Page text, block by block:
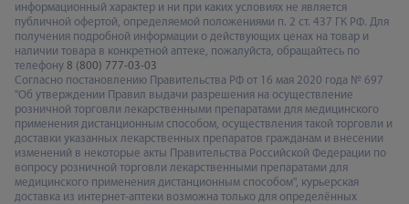
информационный характер и ни при каких условиях не является
публичной офертой, определяемой положениями п. 2 ст. 437 ГК РФ. Для
получения подробной информации о действующих ценах на товар и
наличии товара в конкретной аптеке, пожалуйста, обращайтесь по
телефону 8 (800) 777-03-03
Согласно постановлению Правительства РФ от 16 мая 2020 года № 697
"Об утверждении Правил выдачи разрешения на осуществление
розничной торговли лекарственными препаратами для медицинского
применения дистанционным способом, осуществления такой торговли и
доставки указанных лекарственных препаратов гражданам и внесении
изменений в некоторые акты Правительства Российской Федерации по
вопросу розничной торговли лекарственными препаратами для
медицинского применения дистанционным способом", курьерская
доставка из интернет-аптеки возможна только для определённых